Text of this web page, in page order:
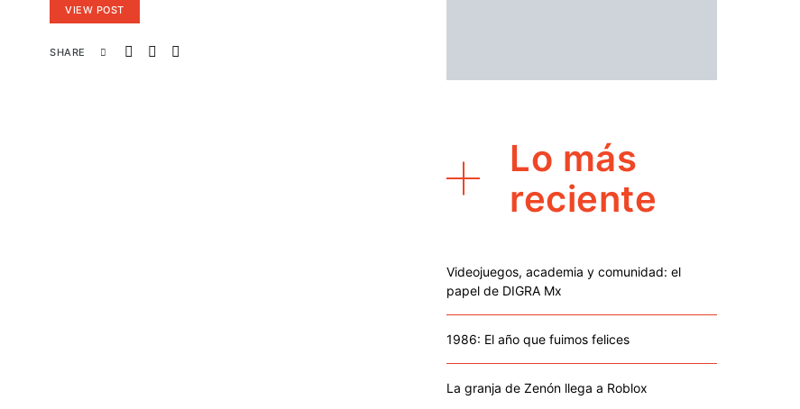
VIEW POST
SHARE
Lo más
reciente
Videojuegos, academia y comunidad: el
papel de DIGRA Mx
1986: El año que fuimos felices
La granja de Zenón llega a Roblox